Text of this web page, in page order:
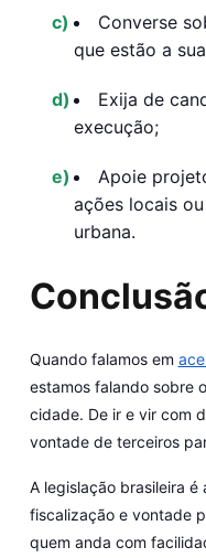
Converse
que estão a
Exija de
execução;
Apoie
ações locais
urbana.
Quando falamos em
estamos falando sobre
cidade. De ir e vir com
vontade de terceiros
A legislação brasileira
fiscalização e vontade
quem anda com